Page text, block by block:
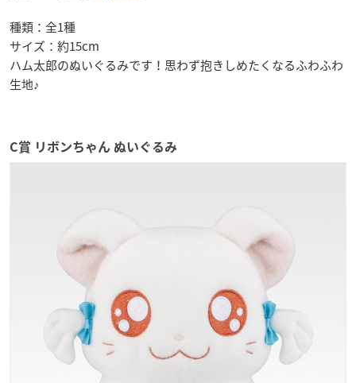
種類：全1種
サイズ：約15cm
ハム太郎のぬいぐるみです！思わず抱きしめたくなるふわふわ
生地♪
C賞 リボンちゃん ぬいぐるみ